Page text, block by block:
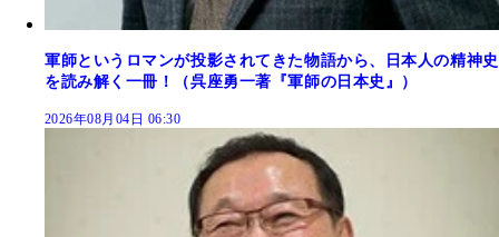
軍師というロマンが投影されてきた物語から、日本人の精神史
を読み解く一冊！（呉座勇一著『軍師の日本史』）
2026年08月04日 06:30